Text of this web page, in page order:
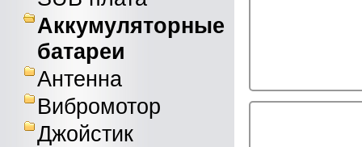
Аккумуляторные
батареи
Антенна
Вибромотор
Джойстик